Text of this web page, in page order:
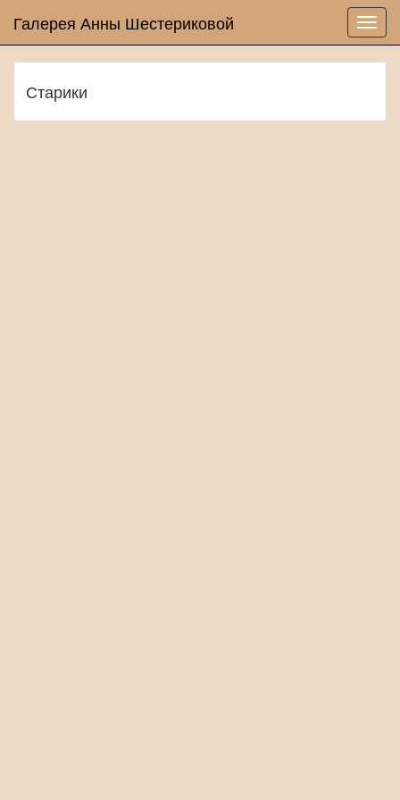
Галерея Анны Шестериковой
Старики